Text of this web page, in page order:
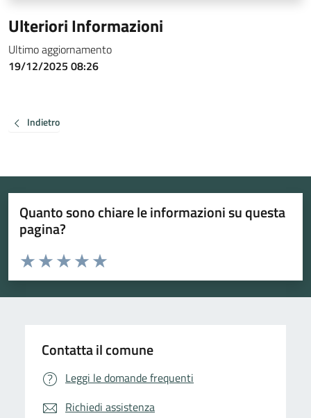
Ulteriori Informazioni
Ultimo aggiornamento
19/12/2025 08:26
Indietro
Quanto sono chiare le informazioni su questa
pagina?
Valuta da 1 a 5 stelle la pagina
Valuta 5 stelle su 5
Valuta 4 stelle su 5
Valuta 3 stelle su 5
Valuta 2 stelle su 5
Valuta 1 stelle su 5
Contatta il comune
Leggi le domande frequenti
Richiedi assistenza